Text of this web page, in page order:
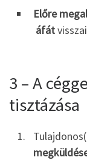
Előre
áfát
3 – A
tisztázása